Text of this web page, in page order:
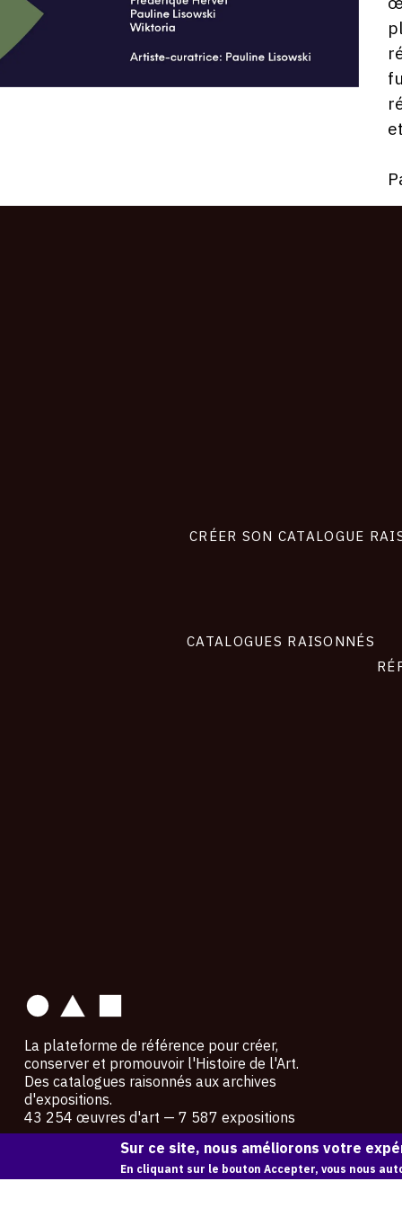
CRÉER SON CATALOGUE
CATALOGUES RAISONNÉS
La plateforme de référence pour créer,
conserver et promouvoir l'Histoire de l'Art.
Des catalogues raisonnés aux archives
d'expositions.
43 254 œuvres d'art — 7 587 expositions
Copyright © OAM 2026. Tous droits réservés.
Sur ce site, nous améliorons votre
En cliquant sur le bouton Accepter, vous nous